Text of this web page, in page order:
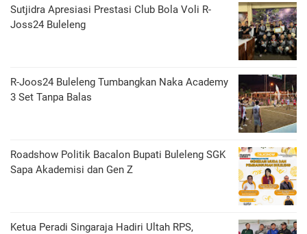
Sutjidra Apresiasi Prestasi Club Bola Voli R-
Joss24 Buleleng
R-Joos24 Buleleng Tumbangkan Naka Academy
3 Set Tanpa Balas
Roadshow Politik Bacalon Bupati Buleleng SGK
Sapa Akademisi dan Gen Z
Ketua Peradi Singaraja Hadiri Ultah RPS,